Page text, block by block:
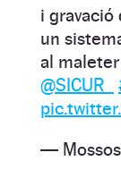
i
un
al maleter
@SICUR_
— Mossos